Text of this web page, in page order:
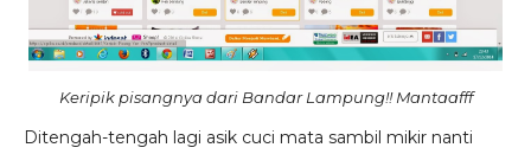
Keripik pisangnya dari Bandar Lampung!! Mantaafff
Ditengah-tengah lagi asik cuci mata sambil mikir nanti